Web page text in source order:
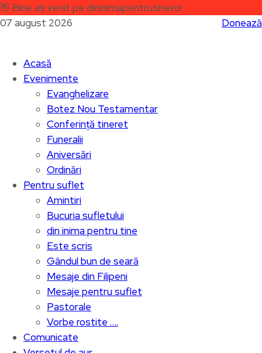
👋 Bine ați venit pe dininimapentrutine.ro!
07 august 2026
Donează
Acasă
Evenimente
Evanghelizare
Botez Nou Testamentar
Conferință tineret
Funeralii
Aniversări
Ordinări
Pentru suflet
Amintiri
Bucuria sufletului
din inima pentru tine
Este scris
Gândul bun de seară
Mesaje din Filipeni
Mesaje pentru suflet
Pastorale
Vorbe rostite ….
Comunicate